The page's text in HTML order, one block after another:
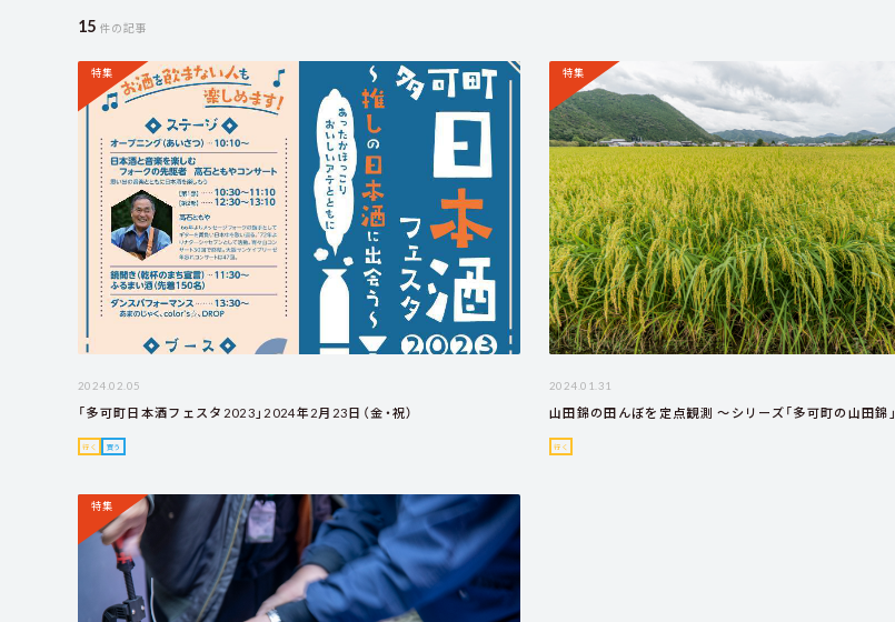
15 件の記事
特集
2024.02.05
「多可町日本酒フェスタ2023」2024年2月23日（金・祝）
行く 買う
特集
2024.01.31
山田錦の田んぼを定点観測 ～シリーズ「多可町の山田錦」
行く
特集